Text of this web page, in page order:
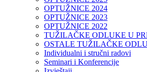
OPTUŽNICE 2024
OPTUŽNICE 2023
OPTUŽNICE 2022
TUŽILAČKE ODLUKE U
OSTALE TUŽILAČKE
Individualni i stručni radovi
Seminari i Konferencije